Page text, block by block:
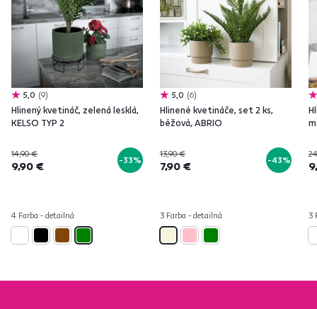
5,0 9
Hlinený kvetináč, zelená lesklá,
KELSO TYP 2
14,90 €
9,90 € -33%
4 Farba - detailná
5,0 6
Hlinené kvetináče, set 2 ks,
béžová, ABRIO
13,90 €
7,90 € -43%
3 Farba - detailná 3